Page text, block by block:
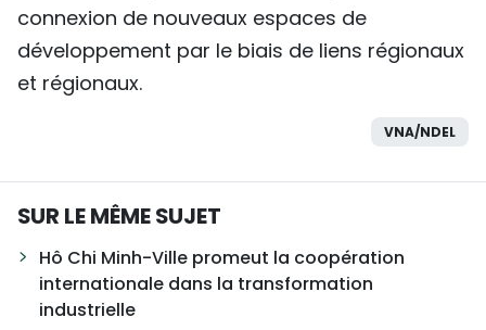
connexion de nouveaux espaces de
développement par le biais de liens régionaux
et régionaux.
VNA/NDEL
SUR LE MÊME SUJET
Hô Chi Minh-Ville promeut la coopération
internationale dans la transformation
industrielle